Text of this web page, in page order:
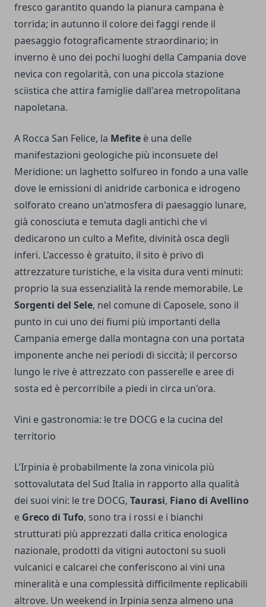
fresco garantito quando la pianura campana è
torrida; in autunno il colore dei faggi rende il
paesaggio fotograficamente straordinario; in
inverno è uno dei pochi luoghi della Campania dove
nevica con regolarità, con una piccola stazione
sciistica che attira famiglie dall'area metropolitana
napoletana.
A Rocca San Felice, la Mefite è una delle
manifestazioni geologiche più inconsuete del
Meridione: un laghetto solfureo in fondo a una valle
dove le emissioni di anidride carbonica e idrogeno
solforato creano un'atmosfera di paesaggio lunare,
già conosciuta e temuta dagli antichi che vi
dedicarono un culto a Mefite, divinità osca degli
inferi. L'accesso è gratuito, il sito è privo di
attrezzature turistiche, e la visita dura venti minuti:
proprio la sua essenzialità la rende memorabile. Le
Sorgenti del Sele, nel comune di Caposele, sono il
punto in cui uno dei fiumi più importanti della
Campania emerge dalla montagna con una portata
imponente anche nei periodi di siccità; il percorso
lungo le rive è attrezzato con passerelle e aree di
sosta ed è percorribile a piedi in circa un'ora.
Vini e gastronomia: le tre DOCG e la cucina del
territorio
L'Irpinia è probabilmente la zona vinicola più
sottovalutata del Sud Italia in rapporto alla qualità
dei suoi vini: le tre DOCG, Taurasi, Fiano di Avellino
e Greco di Tufo, sono tra i rossi e i bianchi
strutturati più apprezzati dalla critica enologica
nazionale, prodotti da vitigni autoctoni su suoli
vulcanici e calcarei che conferiscono ai vini una
mineralità e una complessità difficilmente replicabili
altrove. Un weekend in Irpinia senza almeno una